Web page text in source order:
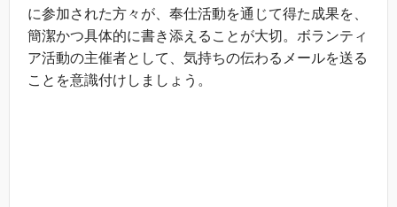
に参加された方々が、奉仕活動を通じて得た成果を、
簡潔かつ具体的に書き添えることが大切。ボランティ
ア活動の主催者として、気持ちの伝わるメールを送る
ことを意識付けしましょう。